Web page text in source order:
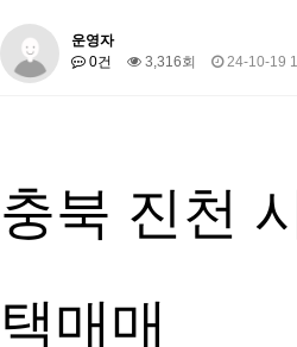
운영자
0건
3,316회 24-10-19
충북 진천
택매매